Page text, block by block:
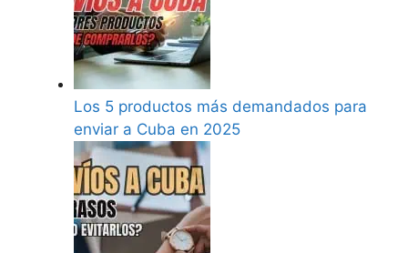
Los 5 productos más demandados para
enviar a Cuba en 2025